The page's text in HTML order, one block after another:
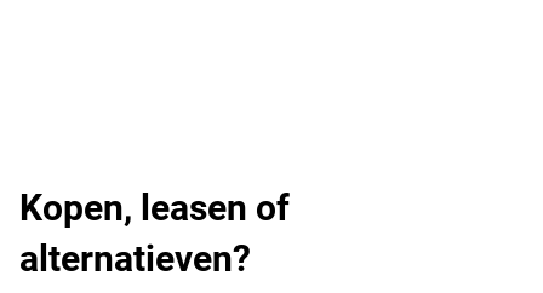
Kopen, leasen of
alternatieven?